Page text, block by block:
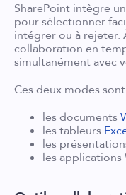
SharePoint intègre un
pour sélectionner
intégrer ou à rejeter.
collaboration en
simultanément avec
Ces deux modes
les documents
les tableurs
les
les applications